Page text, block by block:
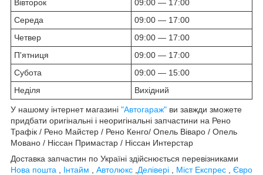
Вівторок
09:00 — 17:00
Середа
09:00 — 17:00
Четвер
09:00 — 17:00
П'ятниця
09:00 — 17:00
Субота
09:00 — 15:00
Неділя
Вихідний
У нашому інтернет магазині "Автогараж" ви завжди зможете
придбати оригінальні і неоригінальні запчастини на Рено
Трафік / Рено Майстер / Рено Кенго/ Опель Віваро / Опель
Мовано / Ніссан Примастар / Ніссан Интерстар
Доставка запчастин по Україні здійснюється перевізниками
Нова пошта
Інтайм Автолюкс Делівері Міст Експрес
Євро